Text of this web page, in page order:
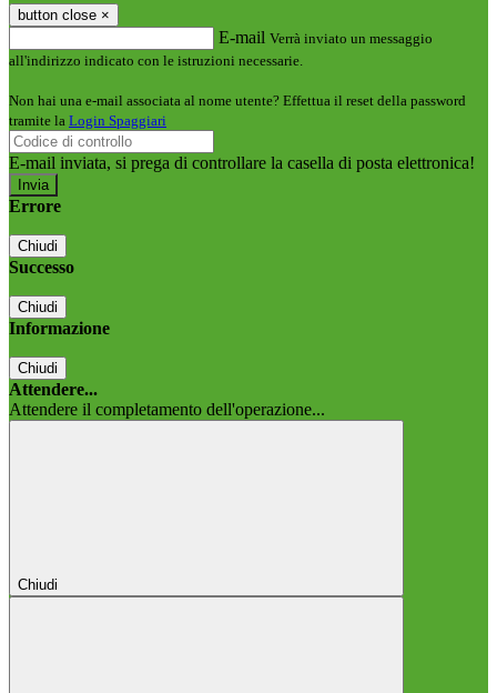
button close ×
E-mail Verrà inviato un messaggio
all'indirizzo indicato con le istruzioni necessarie.
Non hai una e-mail associata al nome utente? Effettua il reset della password
tramite la Login Spaggiari
E-mail inviata, si prega di controllare la casella di posta elettronica!
Errore
Chiudi
Successo
Chiudi
Informazione
Chiudi
Attendere...
Attendere il completamento dell'operazione...
Chiudi